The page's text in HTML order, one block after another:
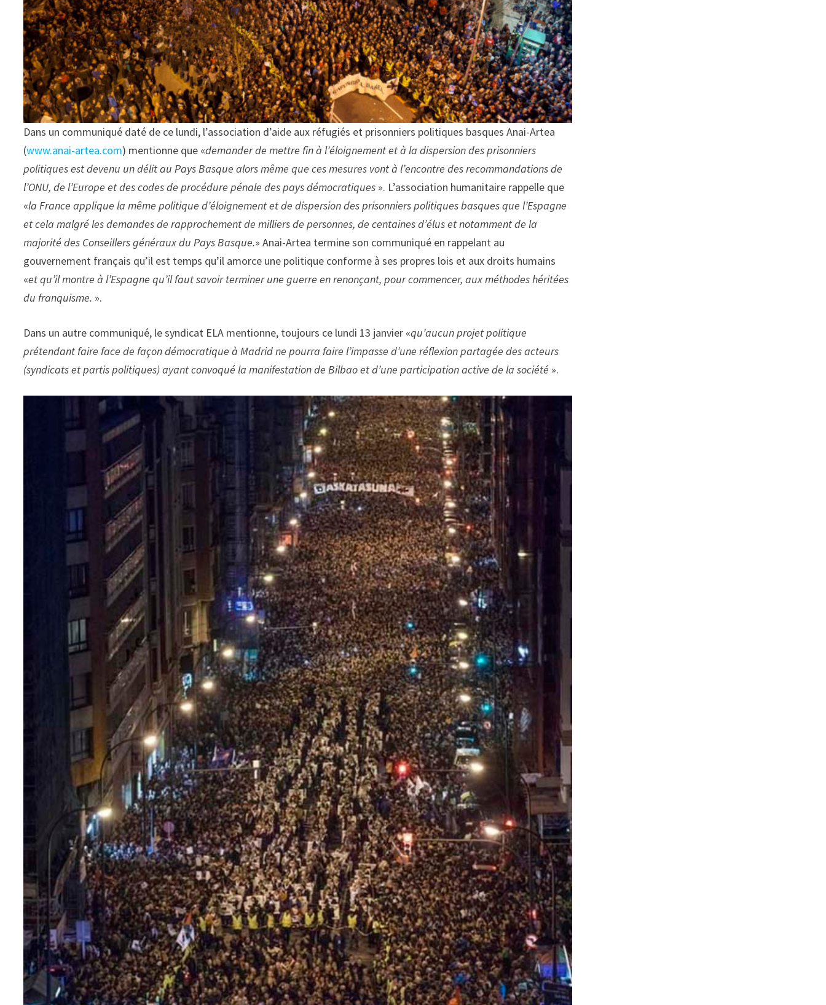
Dans un communiqué daté de ce lundi, l’association d’aide aux réfugiés et prisonniers politiques basques Anai-Artea
(www.anai-artea.com) mentionne que «demander de mettre fin à l’éloignement et à la dispersion des prisonniers
politiques est devenu un délit au Pays Basque alors même que ces mesures vont à l’encontre des recommandations de
l’ONU, de l’Europe et des codes de procédure pénale des pays démocratiques ». L’association humanitaire rappelle que
«la France applique la même politique d’éloignement et de dispersion des prisonniers politiques basques que l’Espagne
et cela malgré les demandes de rapprochement de milliers de personnes, de centaines d’élus et notamment de la
majorité des Conseillers généraux du Pays Basque.» Anai-Artea termine son communiqué en rappelant au
gouvernement français qu’il est temps qu’il amorce une politique conforme à ses propres lois et aux droits humains
«et qu’il montre à l’Espagne qu’il faut savoir terminer une guerre en renonçant, pour commencer, aux méthodes héritées
du franquisme. ».
Dans un autre communiqué, le syndicat ELA mentionne, toujours ce lundi 13 janvier «qu’aucun projet politique
prétendant faire face de façon démocratique à Madrid ne pourra faire l’impasse d’une réflexion partagée des acteurs
(syndicats et partis politiques) ayant convoqué la manifestation de Bilbao et d’une participation active de la société ».